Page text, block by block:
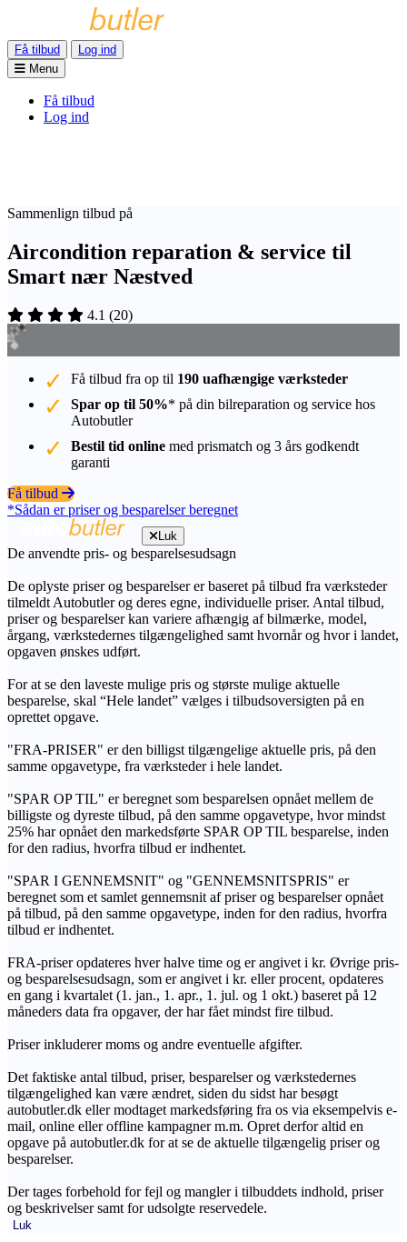
Få tilbud
Log ind
Menu
Få tilbud
Log ind
Sammenlign tilbud på
Aircondition reparation & service til
Smart nær Næstved
4.1 (20)
Få tilbud fra op til 190 uafhængige værksteder
Spar op til 50%* på din bilreparation og service hos
Autobutler
Bestil tid online med prismatch og 3 års godkendt
garanti
Få tilbud
*Sådan er priser og besparelser beregnet
Luk
De anvendte pris- og besparelsesudsagn
De oplyste priser og besparelser er baseret på tilbud fra værksteder
tilmeldt Autobutler og deres egne, individuelle priser. Antal tilbud,
priser og besparelser kan variere afhængig af bilmærke, model,
årgang, værkstedernes tilgængelighed samt hvornår og hvor i landet,
opgaven ønskes udført.
For at se den laveste mulige pris og største mulige aktuelle
besparelse, skal “Hele landet” vælges i tilbudsoversigten på en
oprettet opgave.
"FRA-PRISER" er den billigst tilgængelige aktuelle pris, på den
samme opgavetype, fra værksteder i hele landet.
"SPAR OP TIL" er beregnet som besparelsen opnået mellem de
billigste og dyreste tilbud, på den samme opgavetype, hvor mindst
25% har opnået den markedsførte SPAR OP TIL besparelse, inden
for den radius, hvorfra tilbud er indhentet.
"SPAR I GENNEMSNIT" og "GENNEMSNITSPRIS" er
beregnet som et samlet gennemsnit af priser og besparelser opnået
på tilbud, på den samme opgavetype, inden for den radius, hvorfra
tilbud er indhentet.
FRA-priser opdateres hver halve time og er angivet i kr. Øvrige pris-
og besparelsesudsagn, som er angivet i kr. eller procent, opdateres
en gang i kvartalet (1. jan., 1. apr., 1. jul. og 1 okt.) baseret på 12
måneders data fra opgaver, der har fået mindst fire tilbud.
Priser inkluderer moms og andre eventuelle afgifter.
Det faktiske antal tilbud, priser, besparelser og værkstedernes
tilgængelighed kan være ændret, siden du sidst har besøgt
autobutler.dk eller modtaget markedsføring fra os via eksempelvis e-
mail, online eller offline kampagner m.m. Opret derfor altid en
opgave på autobutler.dk for at se de aktuelle tilgængelig priser og
besparelser.
Der tages forbehold for fejl og mangler i tilbuddets indhold, priser
og beskrivelser samt for udsolgte reservedele.
Luk